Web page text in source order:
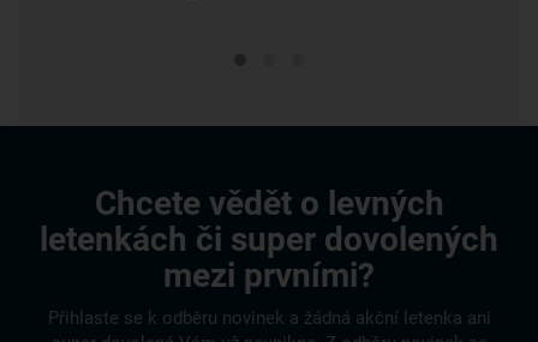
Chcete vědět o levných
letenkách či super dovolených
mezi prvními?
Přihlaste se k odběru novinek a žádná akční letenka ani